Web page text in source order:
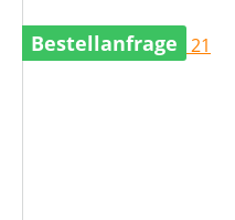
Bestellanfrage